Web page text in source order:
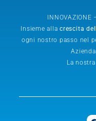
INNOVAZIONE
Insieme allacrescita
ogni nostro passo nel
La nostra